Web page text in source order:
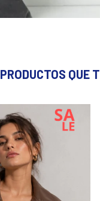
PRODUCTOS QUE